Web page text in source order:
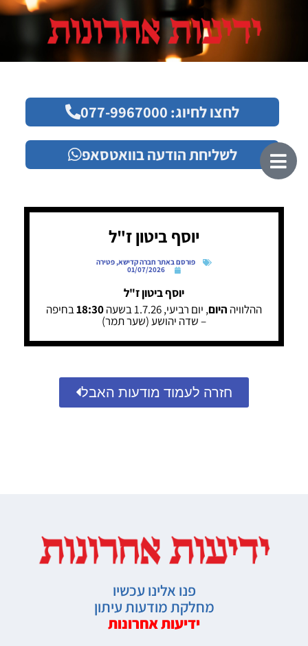
לחצו לחיוג: 077-9967000
לשליחת הודעה בוואטסאפ
יוסף ביטון ז"ל
פורסם באתר חברה קדישא,פטירה
01/07/2026
יוסף ביטון ז"ל
ההלוויה היום, יום רביעי, 1.7.26 בשעה 18:30בחיפה
– שדה יהושע (שער תמר)
חזרה לעמוד מודעות האבל
פנו אלינו עכשיו
מחלקת מודעות עיתון
ידיעות אחרונות